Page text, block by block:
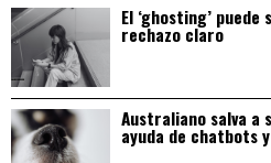
El ‘ghosting’
rechazo claro
Australiano salva a
ayuda de chatbots